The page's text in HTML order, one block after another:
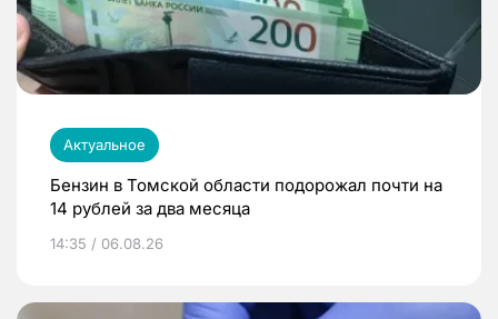
Актуальное
Бензин в Томской области подорожал почти на
14 рублей за два месяца
14:35 / 06.08.26